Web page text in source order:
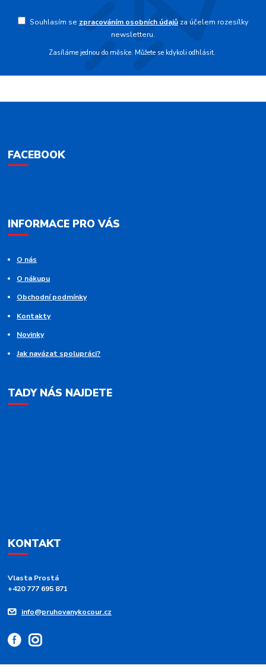
Souhlasím se zpracováním osobních údajůza účelem rozesílky
newsletteru.
Zasíláme jednou do měsíce. Můžete se kdykoli odhlásit.
FACEBOOK
INFORMACE PRO VÁS
O nás
O nákupu
Obchodní podmínky
Kontakty
Novinky
Jak navázat spolupráci?
TADY NÁS NAJDETE
KONTAKT
Vlasta Prostá
+420 777 695 871
info@pruhovanykocour.cz